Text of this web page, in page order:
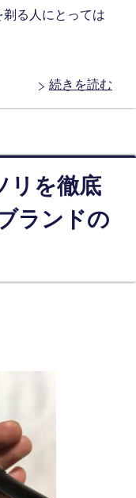
る人にとっては
続きを読む
リを徹底
ランドの